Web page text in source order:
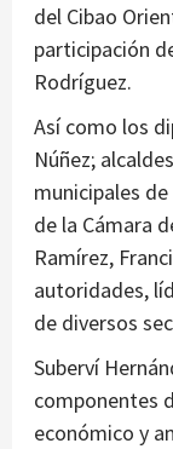
del Cibao
participación
Rodríguez.
Así como los
Núñez;
municipales
de la Cámara
Ramírez,
autoridades,
de diversos
Suberví
componentes
económico y